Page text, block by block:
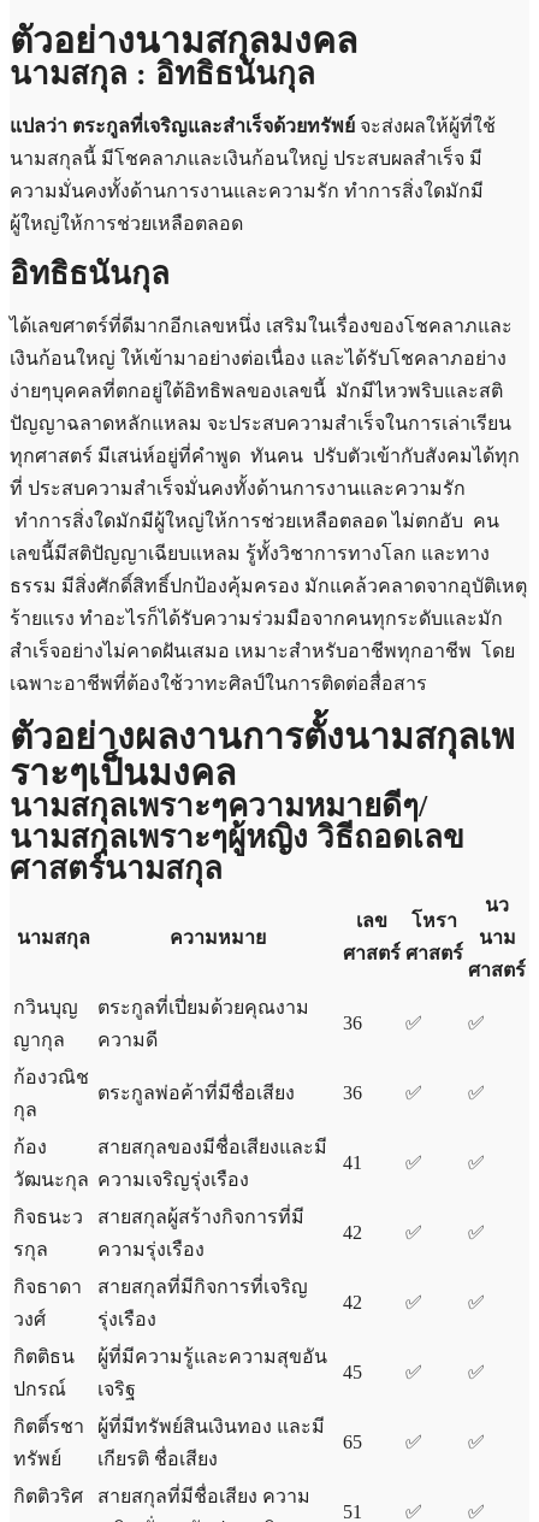
ตัวอย่างนามสกุลมงคล
นามสกุล : อิทธิธนันกุล
แปลว่า ตระกูลที่เจริญและสำเร็จด้วยทรัพย์ จะส่งผลให้ผู้ที่ใช้
นามสกุลนี้ มีโชคลาภและเงินก้อนใหญ่ ประสบผลสำเร็จ มี
ความมั่นคงทั้งด้านการงานและความรัก ทำการสิ่งใดมักมี
ผู้ใหญ่ให้การช่วยเหลือตลอด
อิทธิธนันกุล
ได้เลขศาตร์ที่ดีมากอีกเลขหนึ่ง เสริมในเรื่องของโชคลาภและ
เงินก้อนใหญ่ ให้เข้ามาอย่างต่อเนื่อง และได้รับโชคลาภอย่าง
ง่ายๆบุคคลที่ตกอยู่ใต้อิทธิพลของเลขนี้ มักมีไหวพริบและสติ
ปัญญาฉลาดหลักแหลม จะประสบความสำเร็จในการเล่าเรียน
ทุกศาสตร์ มีเสน่ห์อยู่ที่คำพูด ทันคน ปรับตัวเข้ากับสังคมได้ทุก
ที่ ประสบความสำเร็จมั่นคงทั้งด้านการงานและความรัก
ทำการสิ่งใดมักมีผู้ใหญ่ให้การช่วยเหลือตลอด ไม่ตกอับ คน
เลขนี้มีสติปัญญาเฉียบแหลม รู้ทั้งวิชาการทางโลก และทาง
ธรรม มีสิ่งศักดิ์สิทธิ์ปกป้องคุ้มครอง มักแคล้วคลาดจากอุบัติเหตุ
ร้ายแรง ทำอะไรก็ได้รับความร่วมมือจากคนทุกระดับและมัก
สำเร็จอย่างไม่คาดฝันเสมอ เหมาะสำหรับอาชีพทุกอาชีพ โดย
เฉพาะอาชีพที่ต้องใช้วาทะศิลป์ในการติดต่อสื่อสาร
ตัวอย่างผลงานการตั้งนามสกุลเพ
ราะๆเป็นมงคล
นามสกุลเพราะๆความหมายดีๆ/
นามสกุลเพราะๆผู้หญิง วิธีถอดเลข
ศาสตร์นามสกุล
นามสกุล ความหมาย
เลข
ศาสตร์
โหรา
ศาสตร์
นว
นาม
ศาสตร์
กวินบุญ
ญากุล
ตระกูลที่เปี่ยมด้วยคุณงาม
ความดี
36 ✅ ✅
ก้องวณิช
กุล
ตระกูลพ่อค้าที่มีชื่อเสียง 36 ✅ ✅
ก้อง
วัฒนะกุล
สายสกุลของมีชื่อเสียงและมี
ความเจริญรุ่งเรือง
41 ✅ ✅
กิจธนะว
รกุล
สายสกุลผู้สร้างกิจการที่มี
ความรุ่งเรือง
42 ✅ ✅
กิจธาดา
วงศ์
สายสกุลที่มีกิจการที่เจริญ
รุ่งเรือง
42 ✅ ✅
กิตติธน
ปกรณ์
ผู้ที่มีความรู้และความสุขอัน
เจริฐ
45 ✅ ✅
กิตติ์รชา
ทรัพย์
ผู้ที่มีทรัพย์สินเงินทอง และมี
เกียรติ ชื่อเสียง
65 ✅ ✅
กิตติวริศ
สายสกุลที่มีชื่อเสียง ความ
51 ✅ ✅